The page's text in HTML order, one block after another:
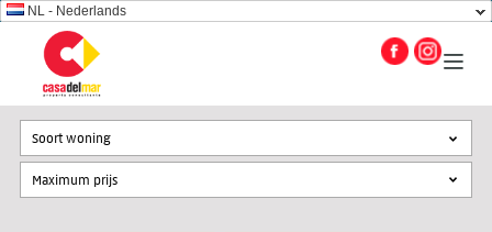
NL - Nederlands
Soort woning